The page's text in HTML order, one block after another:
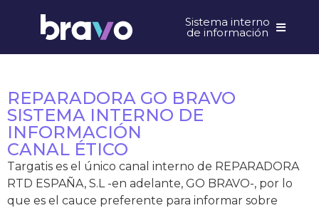
Sistema interno
de información
REPARADORA GO BRAVO
SISTEMA INTERNO DE
INFORMACIÓN
CANAL ÉTICO
Targatis es el único canal interno de REPARADORA
RTD ESPAÑA, S.L -en adelante, GO BRAVO-, por lo
que es el cauce preferente para informar sobre